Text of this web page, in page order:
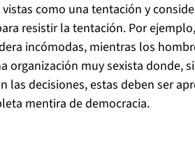
como una tentación y
resistir la tentación. Por
incómodas, mientras los
organización muy sexista donde,
las decisiones, estas deben ser
mentira de democracia.